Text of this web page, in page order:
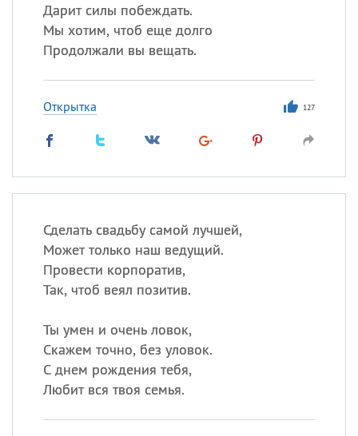
Дарит силы побеждать.
Мы хотим, чтоб еще долго
Продолжали вы вещать.
Открытка 127
Сделать свадьбу самой лучшей,
Может только наш ведущий.
Провести корпоратив,
Так, чтоб веял позитив.
Ты умен и очень ловок,
Скажем точно, без уловок.
С днем рождения тебя,
Любит вся твоя семья.